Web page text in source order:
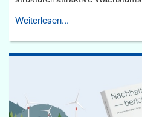
Weiterlesen...